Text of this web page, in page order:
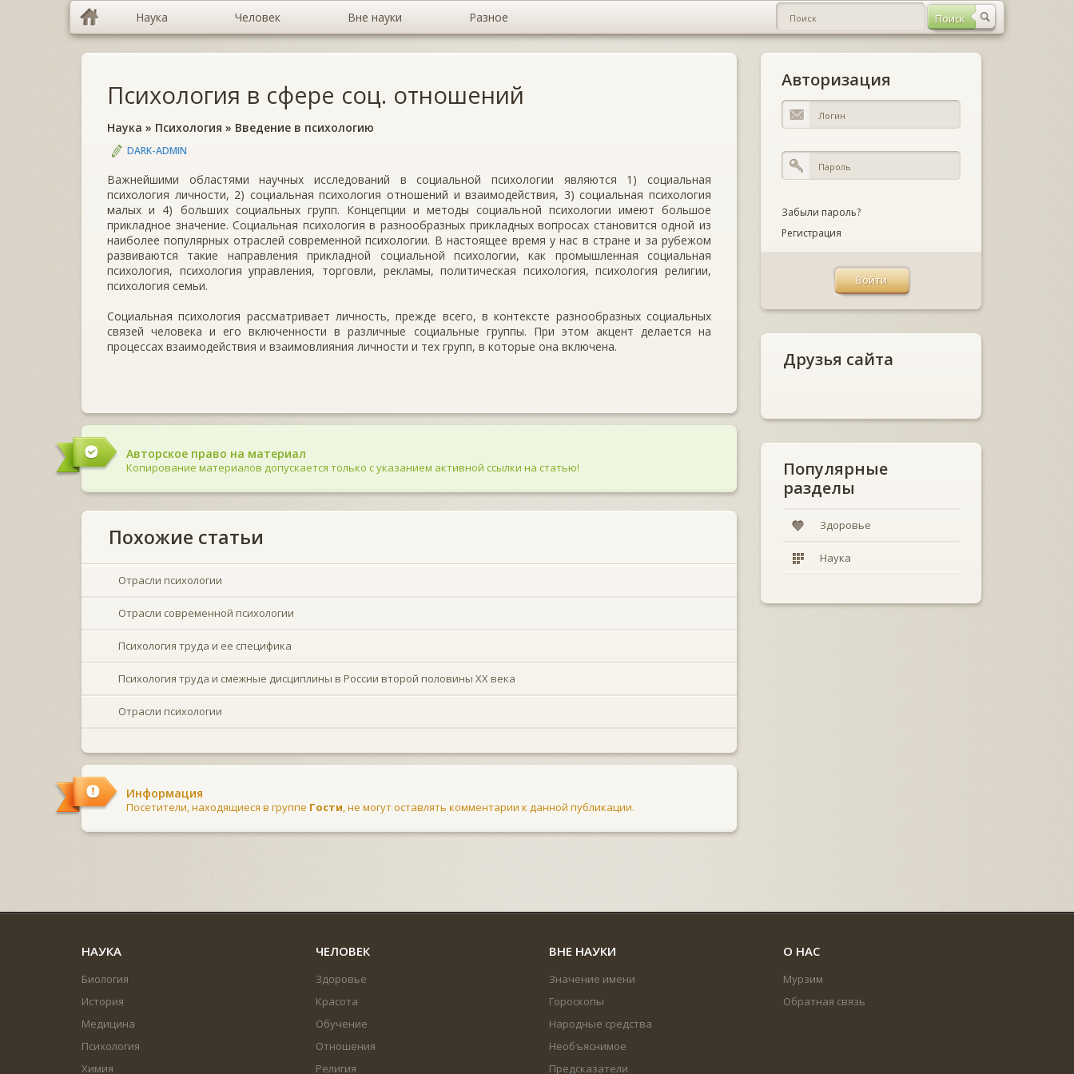
Наука Человек Вне науки Разное
Психология в сфере соц. отношений
Наука » Психология » Введение в психологию
DARK-ADMIN
Важнейшими областями научных исследований в социальной психологии являются 1) социальная
психология личности, 2) социальная психология отношений и взаимодействия, 3) социальная психология
малых и 4) больших социальных групп. Концепции и методы социальной психологии имеют большое
прикладное значение. Социальная психология в разнообразных прикладных вопросах становится одной из
наиболее популярных отраслей современной психологии. В настоящее время у нас в стране и за рубежом
развиваются такие направления прикладной социальной психологии, как промышленная социальная
психология, психология управления, торговли, рекламы, политическая психология, психология религии,
психология семьи.
Социальная психология рассматривает личность, прежде всего, в контексте разнообразных социальных
связей человека и его включенности в различные социальные группы. При этом акцент делается на
процессах взаимодействия и взаимовлияния личности и тех групп, в которые она включена.
Авторское право на материал
Копирование материалов допускается только с указанием активной ссылки на статью!
Похожие статьи
Отрасли психологии
Отрасли современной психологии
Психология труда и ее специфика
Психология труда и смежные дисциплины в России второй половины ХХ века
Отрасли психологии
Информация
Посетители, находящиеся в группе Гости, не могут оставлять комментарии к данной публикации.
Авторизация
Забыли пароль?
Регистрация
Друзья сайта
Популярные
разделы
Здоровье
Наука
НАУКА
Биология
История
Медицина
Психология
Химия
ЧЕЛОВЕК
Здоровье
Красота
Обучение
Отношения
Религия
ВНЕ НАУКИ
Значение имени
Гороскопы
Народные средства
Необъяснимое
Предсказатели
О НАС
Мурзим
Обратная связь